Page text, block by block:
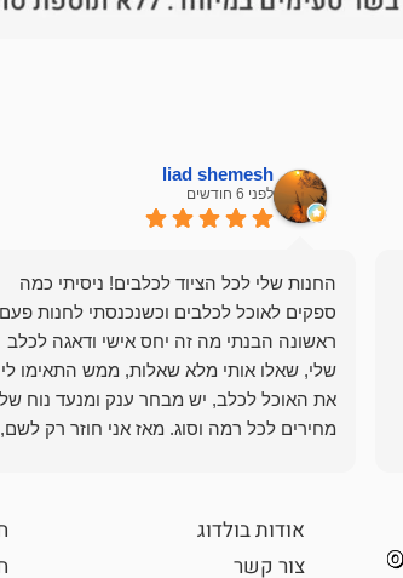
liad shemesh
לפני 6 חודשים
החנות שלי לכל הציוד לכלבים! ניסיתי כמה
ספקים לאוכל לכלבים וכשנכנסתי לחנות פעם
ראשונה הבנתי מה זה יחס אישי ודאגה לכלב
שלי, שאלו אותי מלא שאלות, ממש התאימו לי
את האוכל לכלב, יש מבחר ענק ומנעד נוח של
מחירים לכל רמה וסוג. מאז אני חוזר רק לשם,
אודות בולדוג
צור קשר